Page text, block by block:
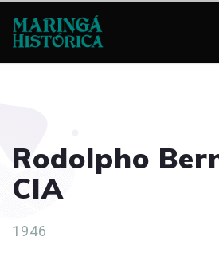
Rodolpho
CIA
1946